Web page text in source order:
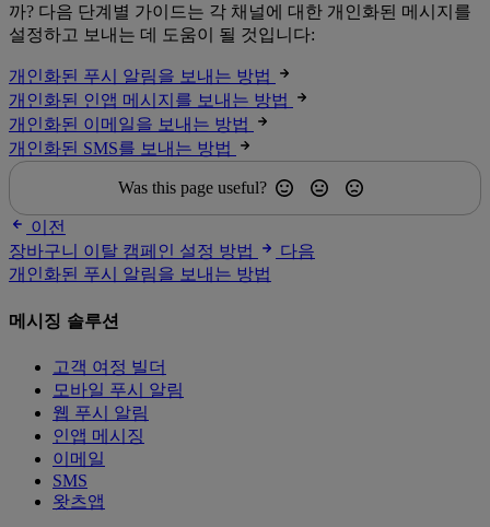
까? 다음 단계별 가이드는 각 채널에 대한 개인화된 메시지를
설정하고 보내는 데 도움이 될 것입니다:
개인화된 푸시 알림을 보내는 방법
개인화된 인앱 메시지를 보내는 방법
개인화된 이메일을 보내는 방법
개인화된 SMS를 보내는 방법
Was this page useful?
이전
장바구니 이탈 캠페인 설정 방법
다음
개인화된 푸시 알림을 보내는 방법
메시징 솔루션
고객 여정 빌더
모바일 푸시 알림
웹 푸시 알림
인앱 메시징
이메일
SMS
왓츠앱